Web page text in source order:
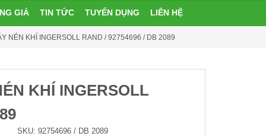
GIÁ TIN TỨC TUYỂN DỤNG LIÊN HỆ
NÉN KHÍ INGERSOLL RAND / 92754696 / DB 2089
KHÍ INGERSOLL
SKU:92754696 / DB 2089